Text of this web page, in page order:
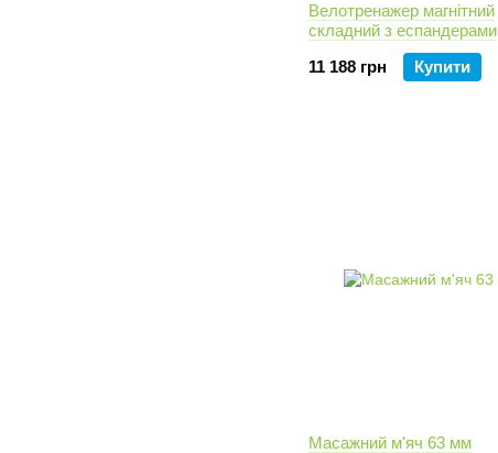
Велотренажер магнітний
складний з еспандерами
11 188 грн
Купити
Масажний м'яч 63 мм